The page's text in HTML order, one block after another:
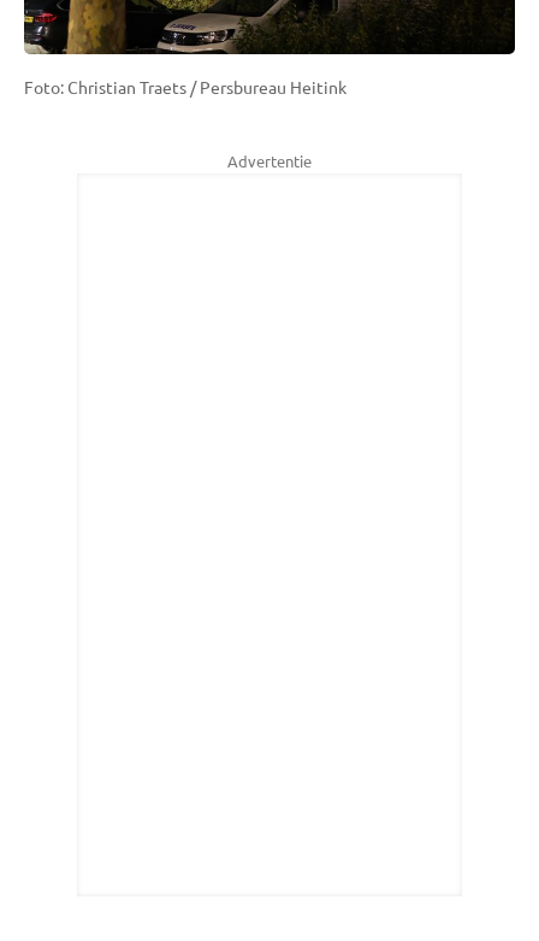
Foto: Christian Traets / Persbureau Heitink
Advertentie